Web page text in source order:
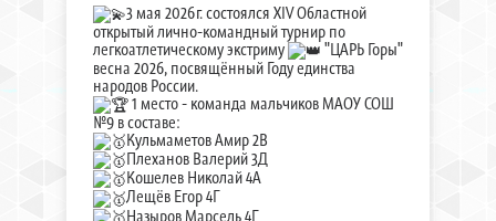
3 мая 2026г. состоялся ХIV Областной
открытый лично-командный турнир по
легкоатлетическому экстриму
"ЦАРЬ Горы"
весна 2026, посвящённый Году единства
народов России.
1 место - команда мальчиков МАОУ СОШ
№9 в составе:
Кульмаметов Амир 2В
Плеханов Валерий 3Д
Кошелев Николай 4А
Лещёв Егор 4Г
Назыров Марсель 4Г